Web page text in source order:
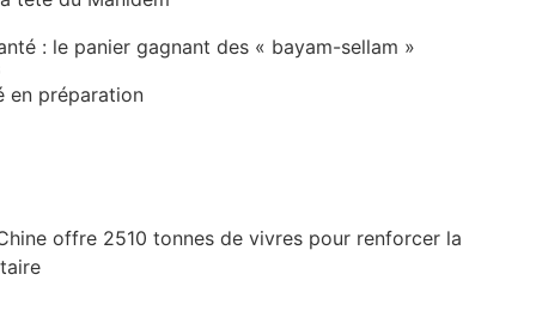
: le panier gagnant des « bayam-sellam »
en préparation
offre 2510 tonnes de vivres pour renforcer la